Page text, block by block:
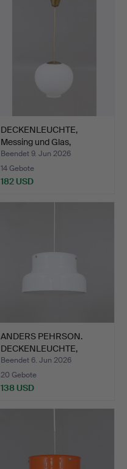
DECKENLEUCHTE,
Messing und Glas,
möglicher…
Beendet 9. Jun 2026
14 Gebote
182 USD
ANDERS PEHRSON.
DECKENLEUCHTE,
Bumling, At…
Beendet 6. Jun 2026
20 Gebote
138 USD